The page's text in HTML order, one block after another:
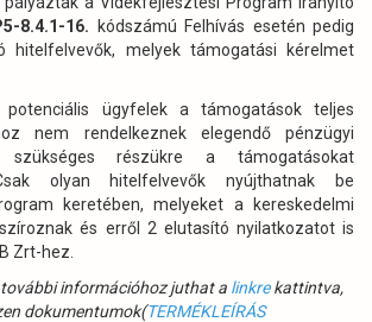
8.4.1-16.
kódszámú Felhívás esetén pedig
hitelfelvevők, melyek támogatási kérelmet
potenciális ügyfelek a támogatások teljes
nem rendelkeznek elegendő pénzügyi
részükre a támogatásokat
olyan hitelfelvevők nyújthatnak be
keretében, melyeket a kereskedelmi
és erről 2 elutasító nyilatkozatot is
Zrt-hez.
információhoz juthat a linkrekattintva,
dokumentumok(TERMÉKLEÍRÁS